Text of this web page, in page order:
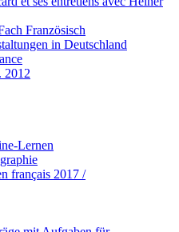
Französisch
in Deutschland
2012
Lernen
français 2017 /